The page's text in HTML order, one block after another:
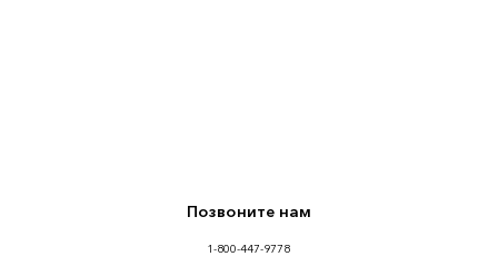
Позвоните нам
1-800-447-9778